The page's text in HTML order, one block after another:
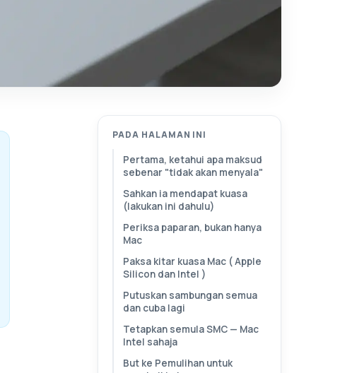
PADA HALAMAN INI
Pertama, ketahui apa maksud
sebenar "tidak akan menyala"
Sahkan ia mendapat kuasa
(lakukan ini dahulu)
Periksa paparan, bukan hanya
Mac
Paksa kitar kuasa Mac ( Apple
Silicon dan Intel )
Putuskan sambungan semua
dan cuba lagi
Tetapkan semula SMC — Mac
Intel sahaja
But ke Pemulihan untuk